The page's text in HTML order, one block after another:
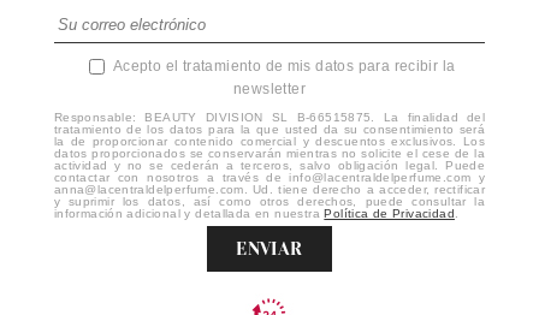
Acepto el tratamiento de mis datos para recibir la
newsletter
Responsable: BEAUTY DIVISION SL B-66515875. La finalidad del
tratamiento de los datos para la que usted da su consentimiento será
la de proporcionar contenido comercial y descuentos exclusivos. Los
datos proporcionados se conservarán mientras no solicite el cese de la
actividad y no se cederán a terceros, salvo obligación legal. Puede
contactar con nosotros a través de info@lacentraldelperfume.com y
anna@lacentraldelperfume.com. Ud. tiene derecho a acceder, rectificar
y suprimir los datos, así como otros derechos, puede consultar la
información adicional y detallada en nuestraPolítica de Privacidad
ENVIAR